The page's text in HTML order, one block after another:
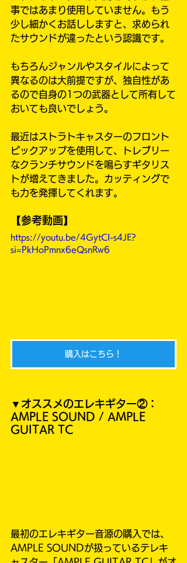
事ではあまり使用していません。もう
少し細かくお話ししますと、求められ
たサウンドが違ったという認識です。
もちろんジャンルやスタイルによって
異なるのは大前提ですが、独自性があ
るので自身の1つの武器として所有して
おいても良いでしょう。
最近はストラトキャスターのフロント
ピックアップを使用して、トレブリー
なクランチサウンドを鳴らすギタリス
トが増えてきました。カッティングで
も力を発揮してくれます。
【参考動画】
https://youtu.be/4GytCI-s4JE?
si=PkHoPmnx6eQsnRw6
購入はこちら！
▼オススメのエレキギター②：
AMPLE SOUND / AMPLE
GUITAR TC
最初のエレキギター音源の購入では、
AMPLE SOUNDが扱っているテレキ